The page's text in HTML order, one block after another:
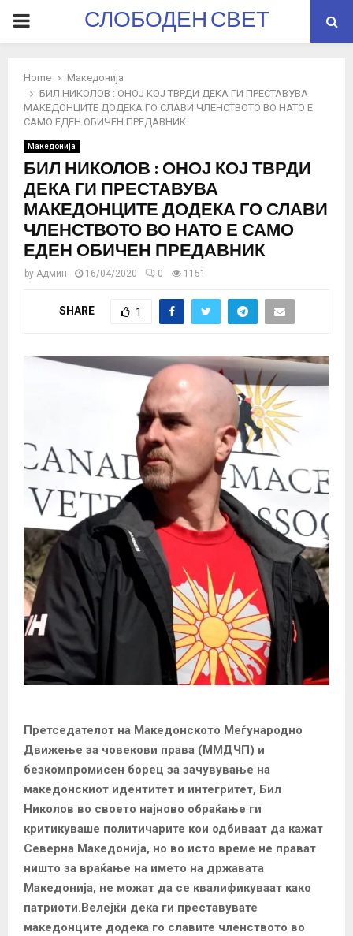
PRIMARYСЛОБОДЕН СВЕТ
Home
Македонија
БИЛ НИКОЛОВ : ОНОЈ КОЈ ТВРДИ ДЕКА ГИ ПРЕСТАВУВА
МАКЕДОНЦИТЕ ДОДЕКА ГО СЛАВИ ЧЛЕНСТВОТО ВО НАТО Е
САМО ЕДЕН ОБИЧЕН ПРЕДАВНИК
Македонија
БИЛ НИКОЛОВ : ОНОЈ КОЈ ТВРДИ
ДЕКА ГИ ПРЕСТАВУВА
МАКЕДОНЦИТЕ ДОДЕКА ГО СЛАВИ
ЧЛЕНСТВОТО ВО НАТО Е САМО
ЕДЕН ОБИЧЕН ПРЕДАВНИК
by Админ 16/04/2020 0 1151
SHARE 1
Претседателот на Македонското Меѓународно
Движење за човекови права (ММДЧП) и
безкомпромисен борец за зачувување на
македонскиот идентитет и интегритет, Бил
Николов во своето најново обраќање ги
критикуваше политичарите кои одбиваат да кажат
Северна Македонија, но во исто време не прават
ништо за враќање на името на државата
Македонија, не можат да се квалификуваат како
патриоти.Велејќи дека ги преставувате
македонците додека го славите членството во